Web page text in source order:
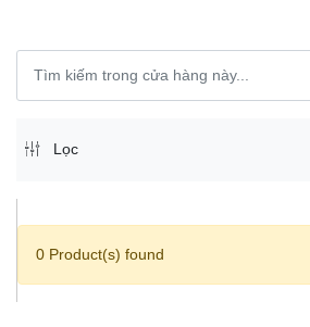
Lọc
0 Product(s) found